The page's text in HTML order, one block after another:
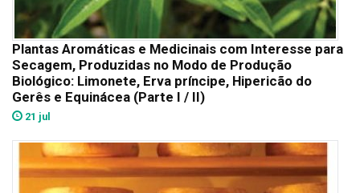
Plantas Aromáticas e Medicinais com Interesse para
Secagem, Produzidas no Modo de Produção
Biológico: Limonete, Erva príncipe, Hipericão do
Gerês e Equinácea (Parte I / II)
21 jul